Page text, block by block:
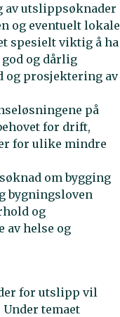
av utslippsøknader
og eventuelt lokale
spesielt viktig å ha
og dårlig
og prosjektering av
på
for drift,
for ulike mindre
om bygging
bygningsloven
og
av helse og
for utslipp vil
temaet